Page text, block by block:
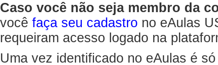
Caso você não seja membro da
você faça seu cadastro no eAulas
requeiram acesso logado na
Uma vez identificado no eAulas é